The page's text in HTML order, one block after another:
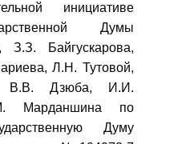
инициативе
Думы
З.З. Байгускарова,
Л.Н. Тутовой,
В.В. Дзюба, И.И.
Марданшина по
Думу